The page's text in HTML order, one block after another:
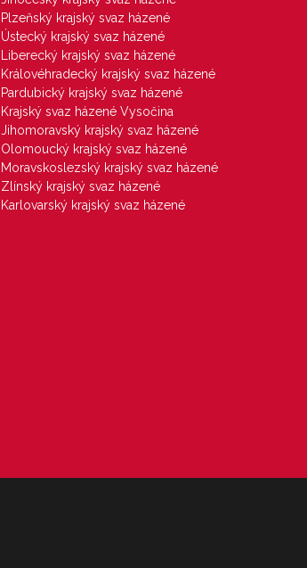
Plzeňský krajský svaz házené
Ústecký krajský svaz házené
Liberecký krajský svaz házené
Královéhradecký krajský svaz házené
Pardubický krajský svaz házené
Krajský svaz házené Vysočina
Jihomoravský krajský svaz házené
Olomoucký krajský svaz házené
Moravskoslezský krajský svaz házené
Zlínský krajský svaz házené
Karlovarský krajský svaz házené